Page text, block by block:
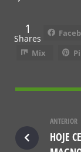
1
Shares
Mix
ANTERIOR
HOJE